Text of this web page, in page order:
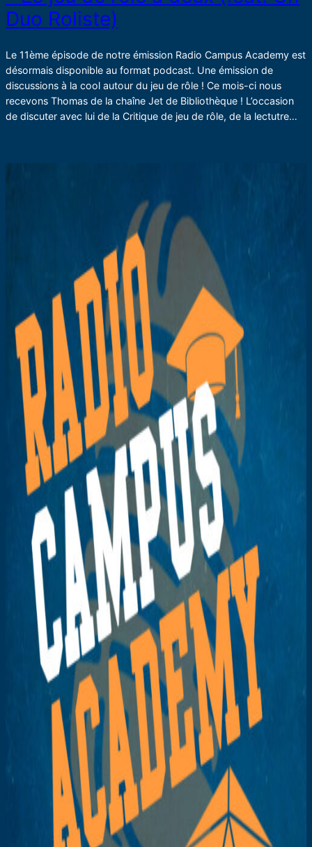
Duo Roliste)
Le 11ème épisode de notre émission Radio Campus Academy est
désormais disponible au format podcast. Une émission de
discussions à la cool autour du jeu de rôle ! Ce mois-ci nous
recevons Thomas de la chaîne Jet de Bibliothèque ! L’occasion
de discuter avec lui de la Critique de jeu de rôle, de la lectutre…